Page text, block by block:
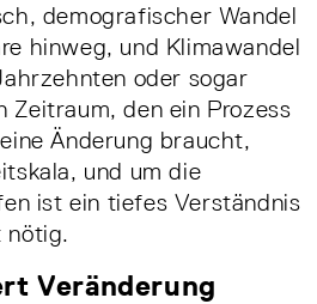
demografischer Wandel
hinweg, und Klimawandel
oder sogar
Zeitraum, den ein Prozess
Änderung braucht,
und um die
ist ein tiefes Verständnis
nötig.
Veränderung